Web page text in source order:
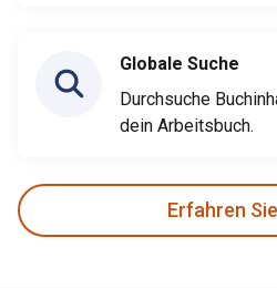
Globale Suche
Durchsuche
dein Arbeitsbuch.
Erfahren